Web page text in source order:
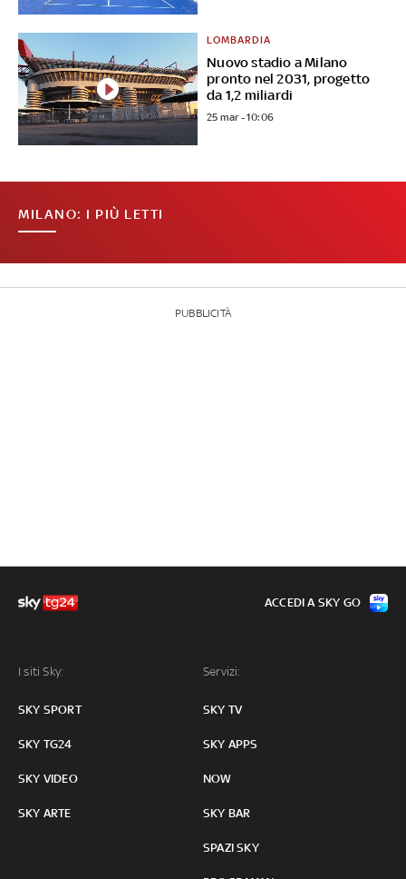
Nuovo stadio a Milano
pronto nel 2031, progetto
da 1,2 miliardi
LOMBARDIA
25 mar - 10:06
MILANO: I PIÙ LETTI
PUBBLICITÀ
I siti Sky:
SKY SPORT
SKY TG24
SKY VIDEO
SKY ARTE
Servizi:
SKY TV
SKY APPS
NOW
SKY BAR
SPAZI SKY
ACCEDI A SKY GO